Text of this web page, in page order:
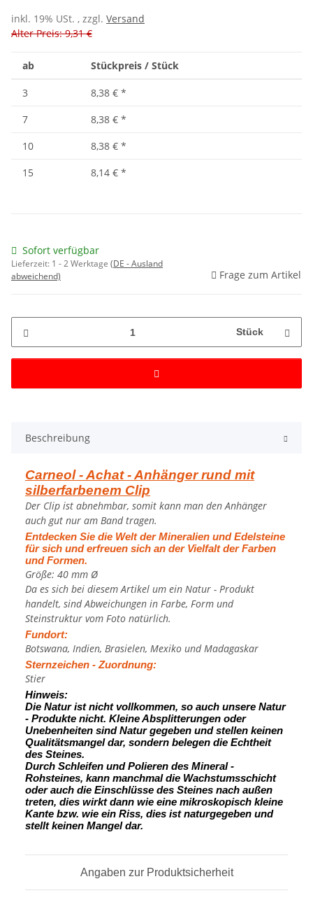
inkl. 19% USt. , zzgl. Versand
Alter Preis: 9,31 €
ab Stückpreis / Stück
3 8,38 € *
7
8,38 € *
10
8,38 € *
15
8,14 € *
Sofort verfügbar
Lieferzeit: 1 - 2 Werktage (DE - Ausland
abweichend)
Frage zum Artikel
Stück
Beschreibung
Carneol - Achat - Anhänger rund mit
silberfarbenem Clip
Der Clip ist abnehmbar, somit kann man den Anhänger
auch gut nur am Band tragen.
Entdecken Sie die Welt der Mineralien und Edelsteine
für sich und erfreuen sich an der Vielfalt der Farben
und Formen.
Größe: 40 mm Ø
Da es sich bei diesem Artikel um ein Natur - Produkt
handelt, sind Abweichungen in Farbe, Form und
Steinstruktur vom Foto natürlich.
Fundort:
Botswana, Indien, Brasielen, Mexiko und Madagaskar
Sternzeichen - Zuordnung:
Stier
Hinweis:
Die Natur ist nicht vollkommen, so auch unsere Natur
- Produkte nicht. Kleine Absplitterungen oder
Unebenheiten sind Natur gegeben und stellen keinen
Qualitätsmangel dar, sondern belegen die Echtheit
des Steines.
Durch Schleifen und Polieren des Mineral -
Rohsteines, kann manchmal die Wachstumsschicht
oder auch die Einschlüsse des Steines nach außen
treten, dies wirkt dann wie eine mikroskopisch kleine
Kante bzw. wie ein Riss, dies ist naturgegeben und
stellt keinen Mangel dar.
Angaben zur Produktsicherheit